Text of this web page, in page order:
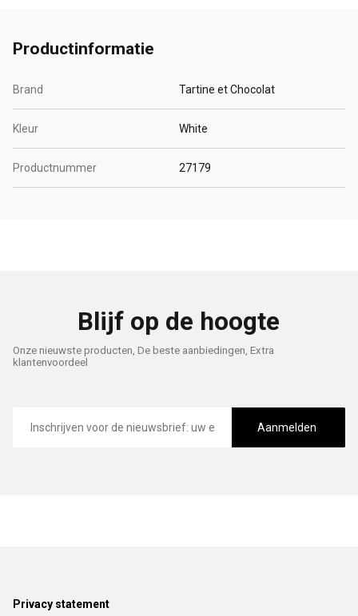
Productinformatie
Brand Tartine et Chocolat
Kleur White
Productnummer 27179
Blijf op de hoogte
Onze nieuwste producten, De beste aanbiedingen, Extra
klantenvoordeel
mailadres
Aanmelden
Footer
Privacy statement